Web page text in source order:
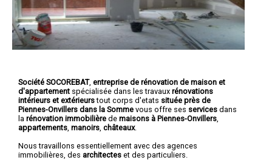
Société SOCOREBAT, entreprise de rénovation de maison et
d'appartement spécialisée dans les travaux rénovations
intérieurs et extérieurstout corps d'etats située près de
Piennes-Onvillers dans la Somme vous offre ses services dans
la rénovation immobilière de maisons à Piennes-Onvillers
appartements manoirs châteaux.
Nous travaillons essentiellement avec des agences
immobilières, des architectes et des particuliers.